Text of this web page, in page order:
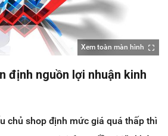
Xem toàn màn hình
định nguồn lợi nhuận kinh
chủ shop định mức giá quá thấp thì